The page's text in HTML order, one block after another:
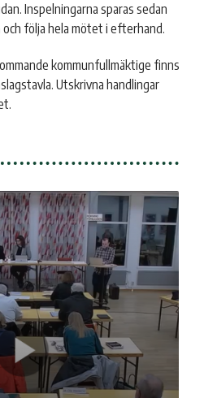
Inspelningarna sparas sedan
följa hela mötet i efterhand.
kommunfullmäktige finns
Utskrivna handlingar